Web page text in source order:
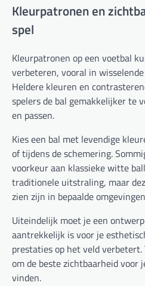
Kleurpatronen en
spel
Kleurpatronen op een voetbal
verbeteren, vooral in
Heldere kleuren en
spelers de bal gemakkelijker te
en passen.
Kies een bal met levendige
of tijdens de schemering.
voorkeur aan klassieke witte
traditionele uitstraling, maar
zien zijn in bepaalde
Uiteindelijk moet je een
aantrekkelijk is voor je
prestaties op het veld
om de beste zichtbaarheid voor
vinden.